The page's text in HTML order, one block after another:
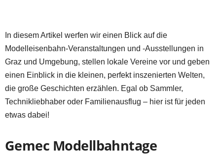
In diesem Artikel werfen wir einen Blick auf die
Modelleisenbahn-Veranstaltungen und -Ausstellungen in
Graz und Umgebung, stellen lokale Vereine vor und geben
einen Einblick in die kleinen, perfekt inszenierten Welten,
die große Geschichten erzählen. Egal ob Sammler,
Technikliebhaber oder Familienausflug – hier ist für jeden
etwas dabei!
Gemec Modellbahntage